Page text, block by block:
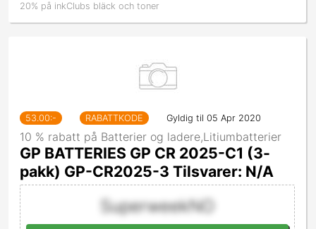
20% på inkClubs bläck och toner
53.00:- RABATTKODE Gyldig til 05 Apr 2020
10 % rabatt på Batterier og ladere,Litiumbatterier
GP BATTERIES GP CR 2025-C1 (3-
pakk) GP-CR2025-3 Tilsvarer: N/A
SuperweekNO